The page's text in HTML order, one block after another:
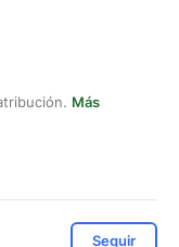
Más
Seguir